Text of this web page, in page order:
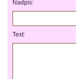
Nadpis:
Text: